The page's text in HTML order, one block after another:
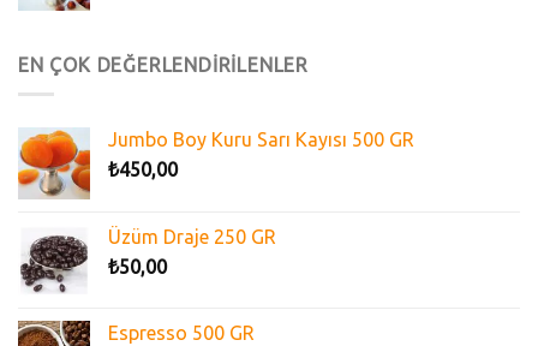
EN ÇOK DEĞERLENDİRİLENLER
Jumbo Boy Kuru Sarı Kayısı 500 GR
₺450,00
Üzüm Draje 250 GR
₺50,00
Espresso 500 GR